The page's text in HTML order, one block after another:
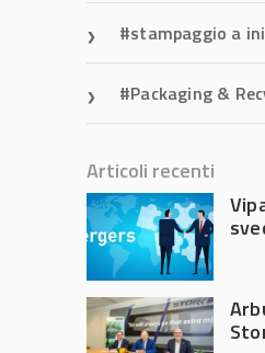
stampaggio a
Packaging &
Articoli recenti